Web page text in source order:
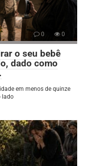
0 0
o seu bebê
dado como
em menos de quinze
lado